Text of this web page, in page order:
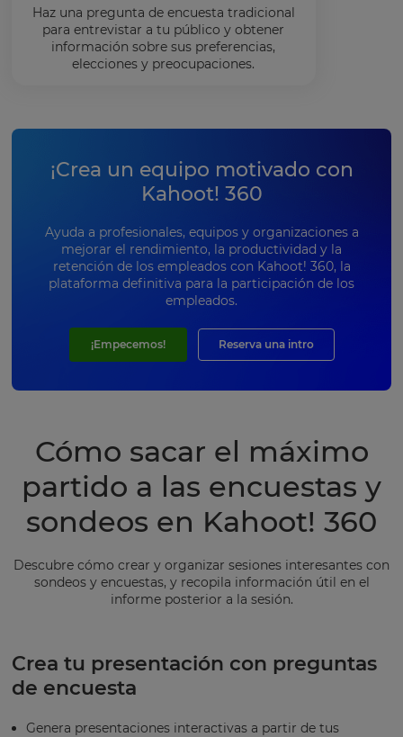
Haz una pregunta de encuesta tradicional
para entrevistar a tu público y obtener
información sobre sus preferencias,
elecciones y preocupaciones.
¡Crea un equipo motivado con
Kahoot! 360
Ayuda a profesionales, equipos y organizaciones a
mejorar el rendimiento, la productividad y la
retención de los empleados con Kahoot! 360, la
plataforma definitiva para la participación de los
empleados.
¡Empecemos! Reserva una intro
Cómo sacar el máximo
partido a las encuestas y
sondeos en Kahoot! 360
Descubre cómo crear y organizar sesiones interesantes con
sondeos y encuestas, y recopila información útil en el
informe posterior a la sesión.
Crea tu presentación con preguntas
de encuesta
Genera presentaciones interactivas a partir de tus